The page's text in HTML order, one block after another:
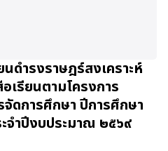
นดำรงราษฎร์สงเคราะห์
เรียนตามโครงการ
ดการศึกษา ปีการศึกษา
จำปีงบประมาณ ๒๕๖๙